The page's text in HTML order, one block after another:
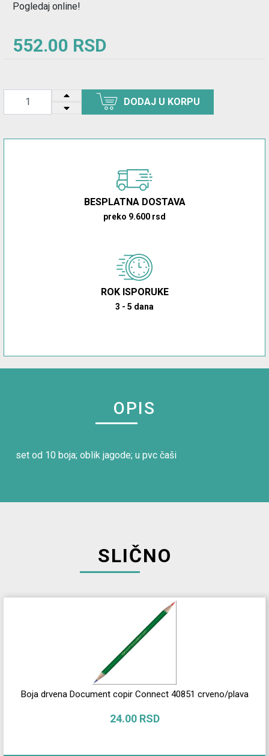
Pogledaj online!
552.00 RSD
DODAJ U KORPU
BESPLATNA DOSTAVA
preko 9.600 rsd
ROK ISPORUKE
3 - 5 dana
OPIS
set od 10 boja; oblik jagode; u pvc čaši
SLIČNO
Boja drvena Document copir Connect 40851 crveno/plava
24.00 RSD